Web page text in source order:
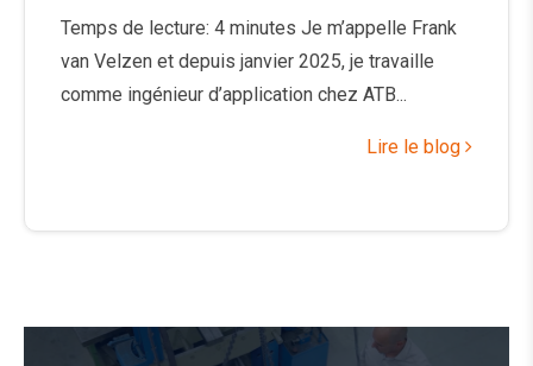
Temps de lecture: 4 minutes Je m’appelle Frank
van Velzen et depuis janvier 2025, je travaille
comme ingénieur d’application chez ATB...
Lire le blog